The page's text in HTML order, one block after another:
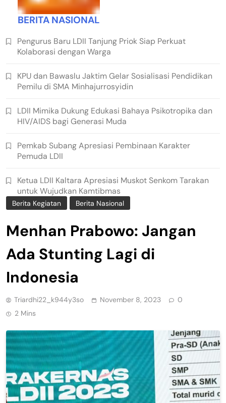
Berita Kegiatan Berita Nasional
Menhan Prabowo: Jangan
Ada Stunting Lagi di
Indonesia
Triardhi22_k944y3so November 8, 2023
0
2 Mins
BERITA NASIONAL
Pengurus Baru LDII Tanjung Priok Siap Perkuat
Kolaborasi dengan Warga
KPU dan Bawaslu Jaktim Gelar Sosialisasi Pendidikan
Pemilu di SMA Minhajurrosyidin
LDII Mimika Dukung Edukasi Bahaya Psikotropika dan
HIV/AIDS bagi Generasi Muda
Pemkab Subang Apresiasi Pembinaan Karakter
Pemuda LDII
Ketua LDII Kaltara Apresiasi Muskot Senkom Tarakan
untuk Wujudkan Kamtibmas